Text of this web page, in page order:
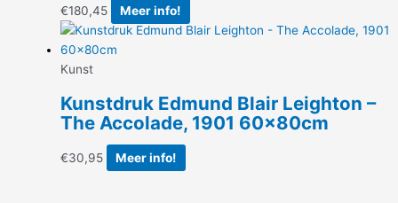
€180,45 Meer info!
Kunst
Kunstdruk Edmund Blair Leighton –
The Accolade, 1901 60x80cm
€30,95 Meer info!